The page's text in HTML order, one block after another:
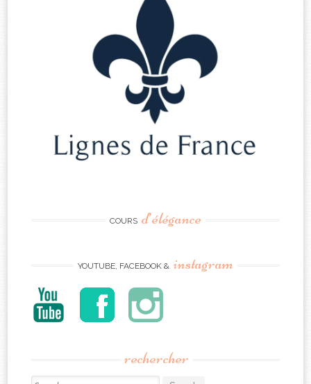
COURS d’élégance
YOUTUBE, FACEBOOK & instagram
rechercher
Search